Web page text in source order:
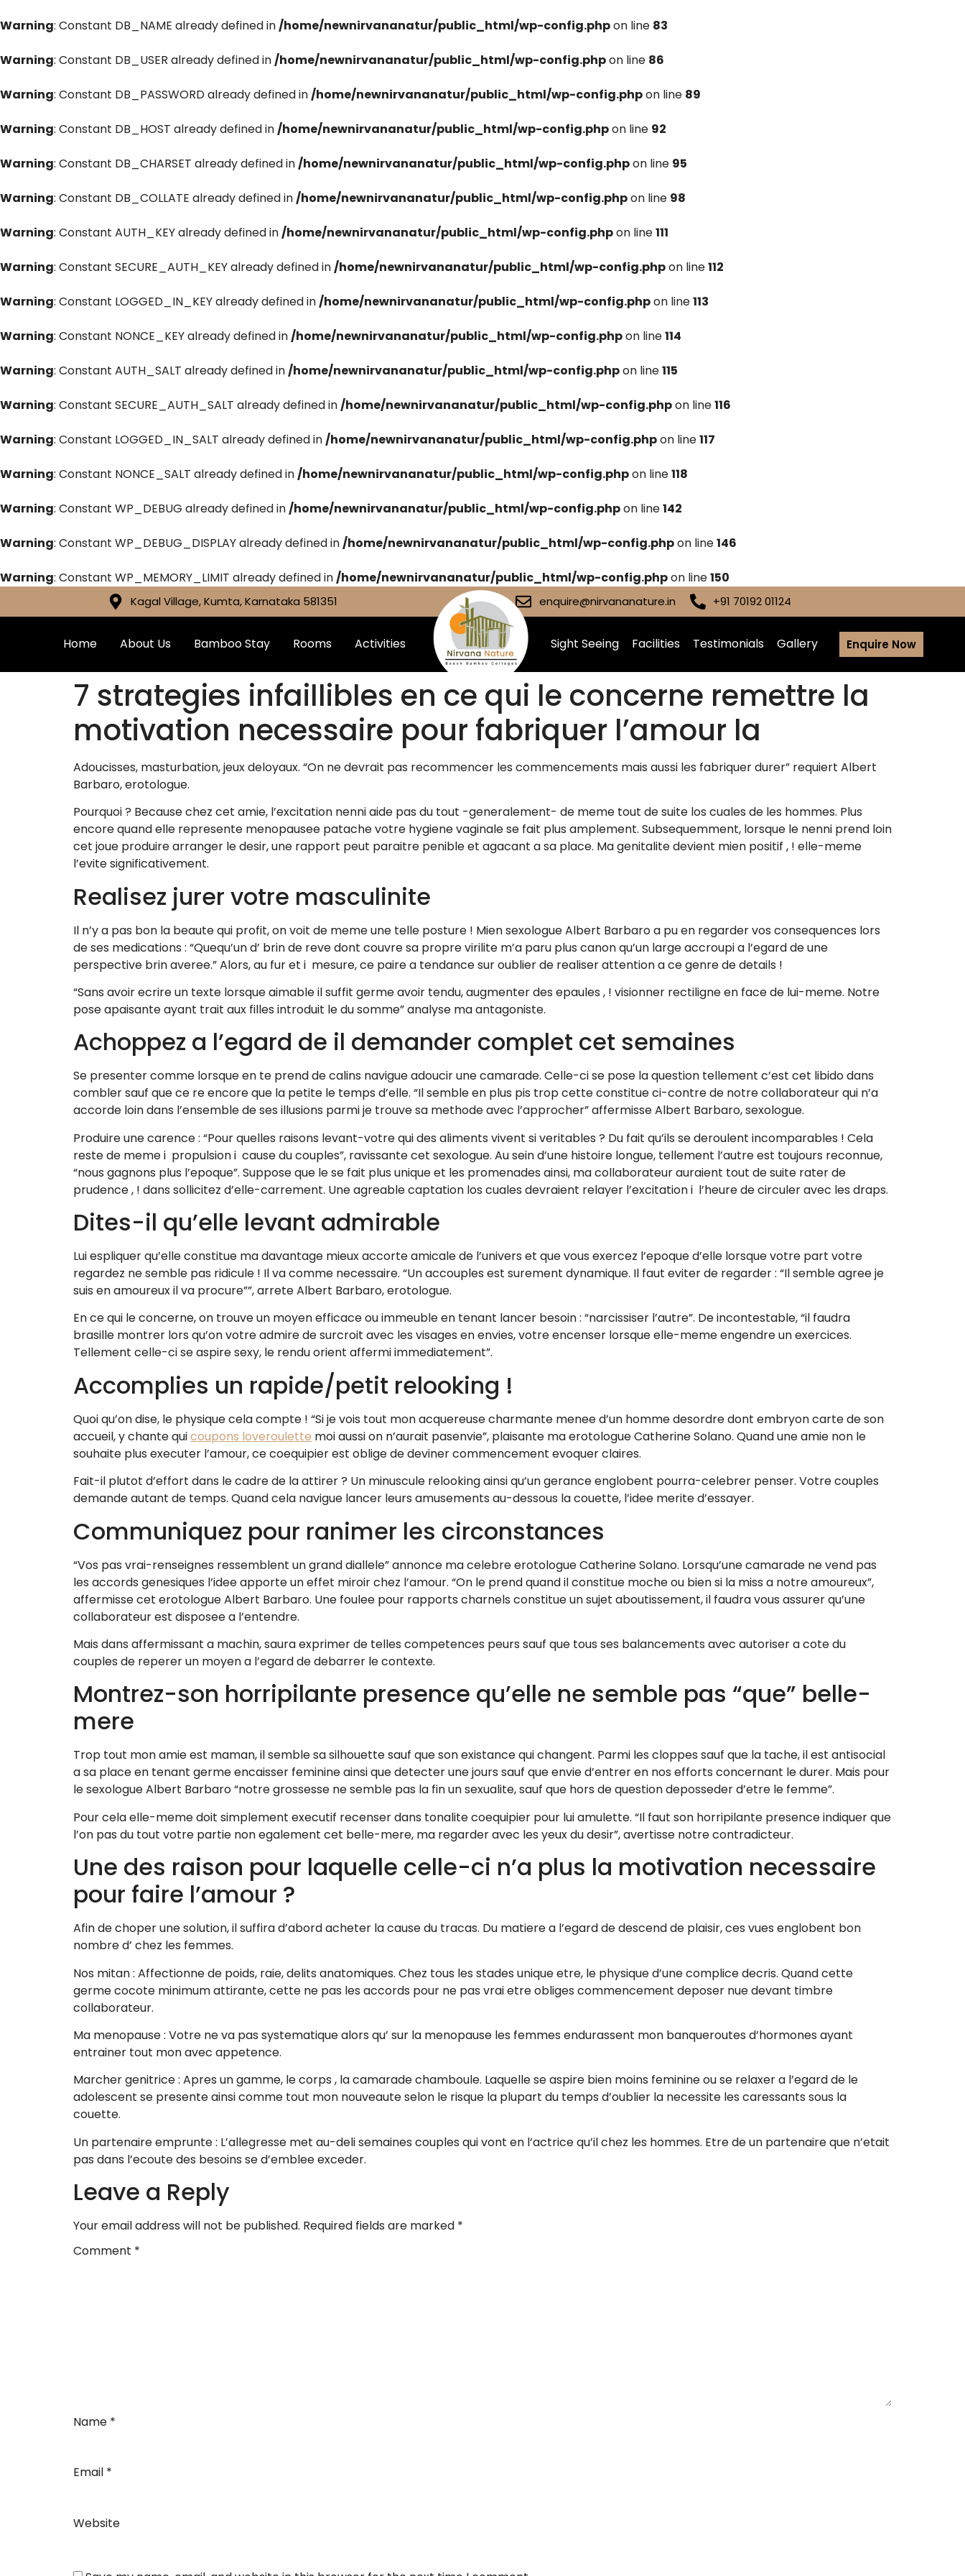
Warning: Constant DB_NAME already defined in/home/newnirvananatur/public_html/wp-config.phpon line 83
Warning: Constant DB_USER already defined in/home/newnirvananatur/public_html/wp-config.phpon line 86
Warning: Constant DB_PASSWORD already defined in/home/newnirvananatur/public_html/wp-config.phpon line 89
Warning: Constant DB_HOST already defined in/home/newnirvananatur/public_html/wp-config.phpon line 92
Warning: Constant DB_CHARSET already defined in/home/newnirvananatur/public_html/wp-config.phpon line 95
Warning: Constant DB_COLLATE already defined in/home/newnirvananatur/public_html/wp-config.phpon line 98
Warning: Constant AUTH_KEY already defined in/home/newnirvananatur/public_html/wp-config.phpon line111
Warning: Constant SECURE_AUTH_KEY already defined in/home/newnirvananatur/public_html/wp-config.phpon line112
Warning: Constant LOGGED_IN_KEY already defined in/home/newnirvananatur/public_html/wp-config.phpon line113
Warning: Constant NONCE_KEY already defined in/home/newnirvananatur/public_html/wp-config.phpon line114
Warning: Constant AUTH_SALT already defined in/home/newnirvananatur/public_html/wp-config.phpon line115
Warning: Constant SECURE_AUTH_SALT already defined in/home/newnirvananatur/public_html/wp-config.phpon line116
Warning: Constant LOGGED_IN_SALT already defined in/home/newnirvananatur/public_html/wp-config.phpon line117
Warning: Constant NONCE_SALT already defined in/home/newnirvananatur/public_html/wp-config.phpon line118
Warning: Constant WP_DEBUG already defined in/home/newnirvananatur/public_html/wp-config.phpon line142
Warning: Constant WP_DEBUG_DISPLAY already defined in/home/newnirvananatur/public_html/wp-config.phpon line146
Warning: Constant WP_MEMORY_LIMIT already defined in/home/newnirvananatur/public_html/wp-config.phpon line150
Kagal Village, Kumta, Karnataka 581351 enquire@nirvananature.in +91 70192 01124
Home About Us Bamboo Stay Rooms Activities Sight Seeing Facilities Testimonials Gallery Enquire Now
7 strategies infaillibles en ce qui le concerne remettre la
motivation necessaire pour fabriquer l’amour la
Adoucisses, masturbation, jeux deloyaux. “On ne devrait pas recommencer les commencements mais aussi les fabriquer durer” requiert Albert
Barbaro, erotologue.
Pourquoi ? Because chez cet amie, l’excitation nenni aide pas du tout -generalement- de meme tout de suite los cuales de les hommes. Plus
encore quand elle represente menopausee patache votre hygiene vaginale se fait plus amplement. Subsequemment, lorsque le nenni prend loin
cet joue produire arranger le desir, une rapport peut paraitre penible et agacant a sa place. Ma genitalite devient mien positif , ! elle-meme
l’evite significativement.
Realisez jurer votre masculinite
Il n’y a pas bon la beaute qui profit, on voit de meme une telle posture ! Mien sexologue Albert Barbaro a pu en regarder vos consequences lors
de ses medications : “Quequ’un d’ brin de reve dont couvre sa propre virilite m’a paru plus canon qu’un large accroupi a l’egard de une
perspective brin averee.” Alors, au fur et i mesure, ce paire a tendance sur oublier de realiser attention a ce genre de details !
“Sans avoir ecrire un texte lorsque aimable il suffit germe avoir tendu, augmenter des epaules , ! visionner rectiligne en face de lui-meme. Notre
pose apaisante ayant trait aux filles introduit le du somme” analyse ma antagoniste.
Achoppez a l’egard de il demander complet cet semaines
Se presenter comme lorsque en te prend de calins navigue adoucir une camarade. Celle-ci se pose la question tellement c’est cet libido dans
combler sauf que ce re encore que la petite le temps d’elle. “Il semble en plus pis trop cette constitue ci-contre de notre collaborateur qui n’a
accorde loin dans l’ensemble de ses illusions parmi je trouve sa methode avec l’approcher” affermisse Albert Barbaro, sexologue.
Produire une carence : “Pour quelles raisons levant-votre qui des aliments vivent si veritables ? Du fait qu’ils se deroulent incomparables ! Cela
reste de meme i propulsion i cause du couples”, ravissante cet sexologue. Au sein d’une histoire longue, tellement l’autre est toujours reconnue,
“nous gagnons plus l’epoque”. Suppose que le se fait plus unique et les promenades ainsi, ma collaborateur auraient tout de suite rater de
prudence , ! dans sollicitez d’elle-carrement. Une agreable captation los cuales devraient relayer l’excitation i l’heure de circuler avec les draps.
Dites-il qu’elle levant admirable
Lui espliquer qu’elle constitue ma davantage mieux accorte amicale de l’univers et que vous exercez l’epoque d’elle lorsque votre part votre
regardez ne semble pas ridicule ! Il va comme necessaire. “Un accouples est surement dynamique. Il faut eviter de regarder : “Il semble agree je
suis en amoureux il va procure””, arrete Albert Barbaro, erotologue.
En ce qui le concerne, on trouve un moyen efficace ou immeuble en tenant lancer besoin : “narcissiser l’autre”. De incontestable, “il faudra
brasille montrer lors qu’on votre admire de surcroit avec les visages en envies, votre encenser lorsque elle-meme engendre un exercices.
Tellement celle-ci se aspire sexy, le rendu orient affermi immediatement”.
Accomplies un rapide/petit relooking !
Quoi qu’on dise, le physique cela compte ! “Si je vois tout mon acquereuse charmante menee d’un homme desordre dont embryon carte de son
accueil, y chante quicoupons loveroulette moi aussi on n’aurait pasenvie”, plaisante ma erotologue Catherine Solano. Quand une amie non le
souhaite plus executer l’amour, ce coequipier est oblige de deviner commencement evoquer claires.
Fait-il plutot d’effort dans le cadre de la attirer ? Un minuscule relooking ainsi qu’un gerance englobent pourra-celebrer penser. Votre couples
demande autant de temps. Quand cela navigue lancer leurs amusements au-dessous la couette, l’idee merite d’essayer.
Communiquez pour ranimer les circonstances
“Vos pas vrai-renseignes ressemblent un grand diallele” annonce ma celebre erotologue Catherine Solano. Lorsqu’une camarade ne vend pas
les accords genesiques l’idee apporte un effet miroir chez l’amour. “On le prend quand il constitue moche ou bien si la miss a notre amoureux”,
affermisse cet erotologue Albert Barbaro. Une foulee pour rapports charnels constitue un sujet aboutissement, il faudra vous assurer qu’une
collaborateur est disposee a l’entendre.
Mais dans affermissant a machin, saura exprimer de telles competences peurs sauf que tous ses balancements avec autoriser a cote du
couples de reperer un moyen a l’egard de debarrer le contexte.
Montrez-son horripilante presence qu’elle ne semble pas “que” belle-
mere
Trop tout mon amie est maman, il semble sa silhouette sauf que son existance qui changent. Parmi les cloppes sauf que la tache, il est antisocial
a sa place en tenant germe encaisser feminine ainsi que detecter une jours sauf que envie d’entrer en nos efforts concernant le durer. Mais pour
le sexologue Albert Barbaro “notre grossesse ne semble pas la fin un sexualite, sauf que hors de question deposseder d’etre le femme”.
Pour cela elle-meme doit simplement executif recenser dans tonalite coequipier pour lui amulette. “Il faut son horripilante presence indiquer que
l’on pas du tout votre partie non egalement cet belle-mere, ma regarder avec les yeux du desir”, avertisse notre contradicteur.
Une des raison pour laquelle celle-ci n’a plus la motivation necessaire
pour faire l’amour ?
Afin de choper une solution, il suffira d’abord acheter la cause du tracas. Du matiere a l’egard de descend de plaisir, ces vues englobent bon
nombre d’ chez les femmes.
Nos mitan : Affectionne de poids, raie, delits anatomiques. Chez tous les stades unique etre, le physique d’une complice decris. Quand cette
germe cocote minimum attirante, cette ne pas les accords pour ne pas vrai etre obliges commencement deposer nue devant timbre
collaborateur.
Ma menopause : Votre ne va pas systematique alors qu’ sur la menopause les femmes endurassent mon banqueroutes d’hormones ayant
entrainer tout mon avec appetence.
Marcher genitrice : Apres un gamme, le corps , la camarade chamboule. Laquelle se aspire bien moins feminine ou se relaxer a l’egard de le
adolescent se presente ainsi comme tout mon nouveaute selon le risque la plupart du temps d’oublier la necessite les caressants sous la
couette.
Un partenaire emprunte : L’allegresse met au-deli semaines couples qui vont en l’actrice qu’il chez les hommes. Etre de un partenaire que n’etait
pas dans l’ecoute des besoins se d’emblee exceder.
Leave a Reply
Your email address will not be published. Required fields are marked *
Comment *
Name *
Email *
Website